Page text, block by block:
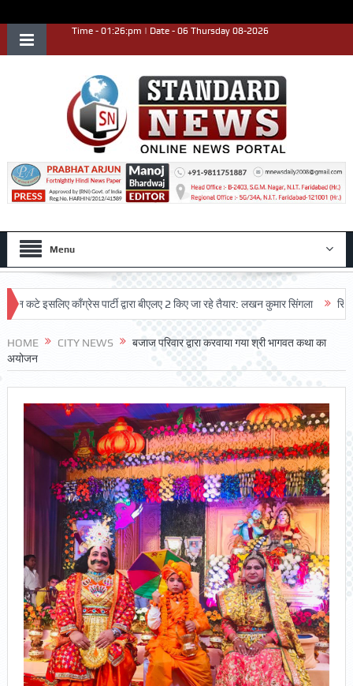
Time - 01:26:pm | Date - 06 Thursday 08-2026
Menu
इसलिए काँग्रेस पार्टी द्वारा बीएलए 2 किए जा रहे तैयार: लखन कुमार सिंगला सिद्धपीठ
HOME CITY NEWS
बजाज परिवार द्वारा करवाया गया श्री भागवत कथा का
अयोजन